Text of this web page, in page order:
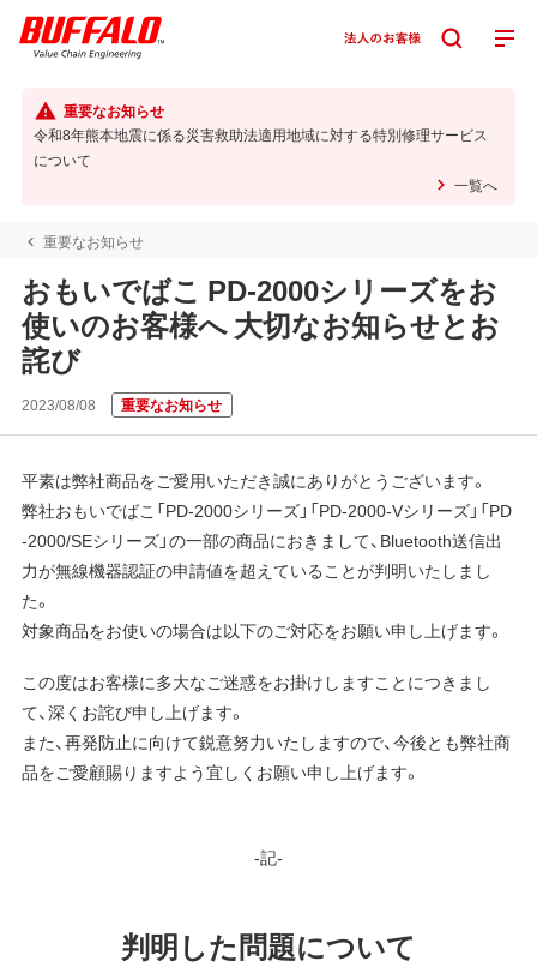
重要なお知らせ
令和8年熊本地震に係る災害救助法適用地域に対する特別修理サービス
について
一覧へ
重要なお知らせ
おもいでばこ PD-2000シリーズをお
使いのお客様へ 大切なお知らせとお
詫び
2023/08/08 重要なお知らせ
平素は弊社商品をご愛用いただき誠にありがとうございます。
弊社おもいでばこ「PD-2000シリーズ」「PD-2000-Vシリーズ」「PD
-2000/SEシリーズ」の一部の商品におきまして、Bluetooth送信出
力が無線機器認証の申請値を超えていることが判明いたしまし
た。
対象商品をお使いの場合は以下のご対応をお願い申し上げます。
この度はお客様に多大なご迷惑をお掛けしますことにつきまし
て、深くお詫び申し上げます。
また、再発防止に向けて鋭意努力いたしますので、今後とも弊社商
品をご愛顧賜りますよう宜しくお願い申し上げます。
-記-
判明した問題について